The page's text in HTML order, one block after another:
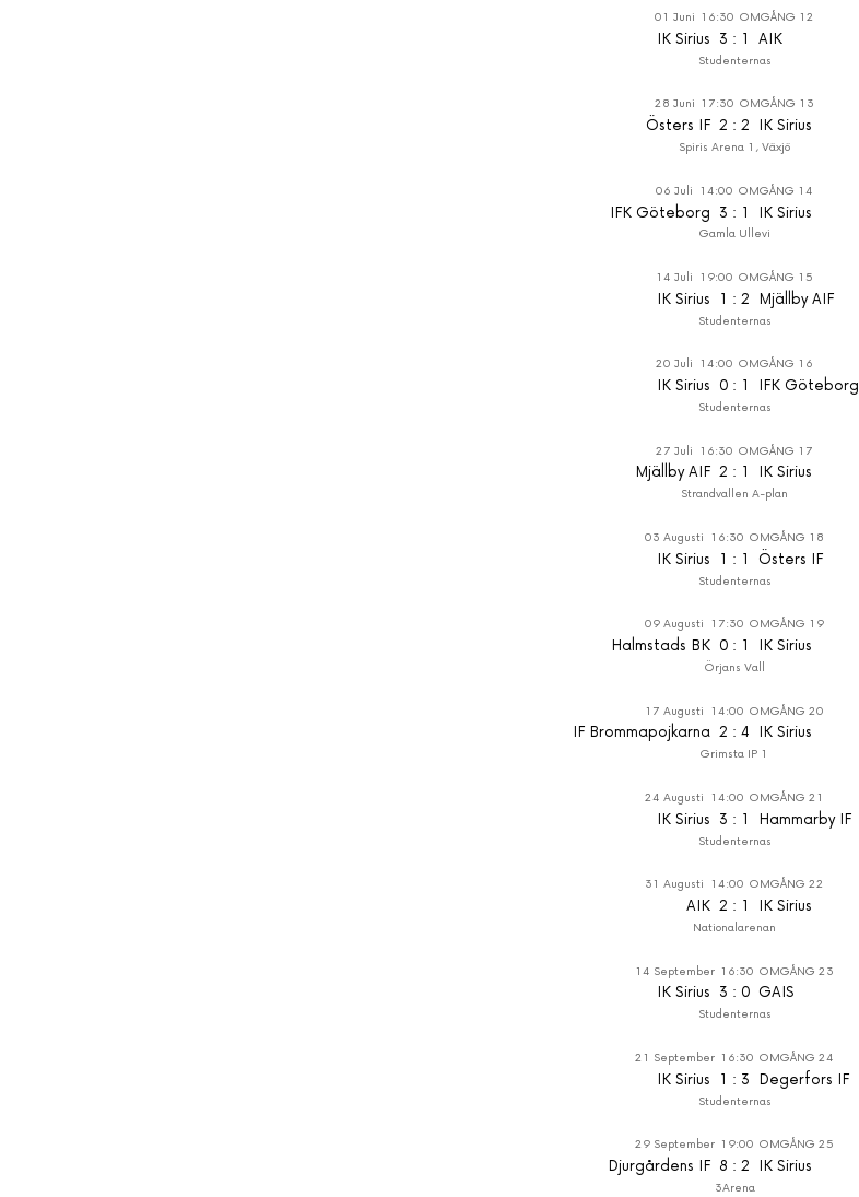
01 Juni 16:30 OMGÅNG 12
IK Sirius 3 : 1 AIK
Studenternas
28 Juni 17:30 OMGÅNG 13
Östers IF 2 : 2 IK Sirius
Spiris Arena 1, Växjö
06 Juli 14:00 OMGÅNG 14
IFK Göteborg 3 : 1 IK Sirius
Gamla Ullevi
14 Juli 19:00 OMGÅNG 15
IK Sirius 1 : 2 Mjällby AIF
Studenternas
20 Juli 14:00 OMGÅNG 16
IK Sirius 0 : 1 IFK Göteborg
Studenternas
27 Juli 16:30 OMGÅNG 17
Mjällby AIF 2 : 1 IK Sirius
Strandvallen A-plan
03 Augusti 16:30 OMGÅNG 18
IK Sirius 1 : 1 Östers IF
Studenternas
09 Augusti 17:30 OMGÅNG 19
Halmstads BK 0 : 1 IK Sirius
Örjans Vall
17 Augusti 14:00 OMGÅNG 20
IF Brommapojkarna 2 : 4 IK Sirius
Grimsta IP 1
24 Augusti 14:00 OMGÅNG 21
IK Sirius 3 : 1 Hammarby IF
Studenternas
31 Augusti 14:00 OMGÅNG 22
AIK 2 : 1 IK Sirius
Nationalarenan
14 September 16:30 OMGÅNG 23
IK Sirius 3 : 0 GAIS
Studenternas
21 September 16:30 OMGÅNG 24
IK Sirius 1 : 3 Degerfors IF
Studenternas
29 September 19:00 OMGÅNG 25
Djurgårdens IF 8 : 2 IK Sirius
3Arena